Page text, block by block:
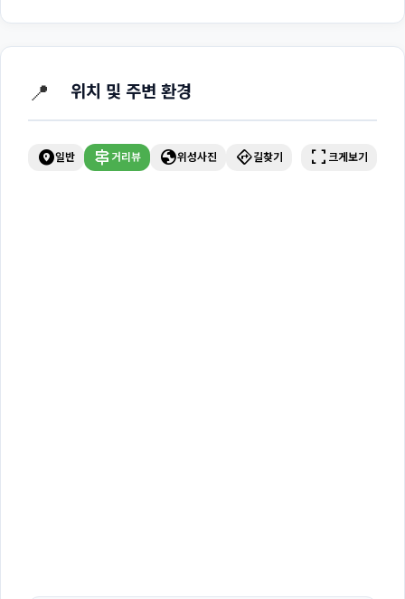
📍 위치 및 주변 환경
explore_nearby일반 signpost 거리뷰 globe위성사진 directions길찾기 fullscreen 크게보기